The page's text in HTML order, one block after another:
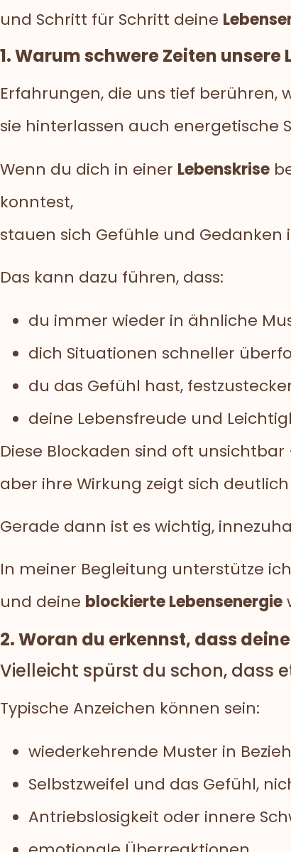
und Schritt für Schritt deine
1. Warum schwere Zeiten
Erfahrungen, die uns tief berühren,
sie hinterlassen auch energetische
Wenn du dich in einer Lebenskrise
konntest,
stauen sich Gefühle und Gedanken
Das kann dazu führen, dass:
du immer wieder in ähnliche
dich Situationen schneller
du das Gefühl hast,
deine Lebensfreude und
Diese Blockaden sind oft unsichtbar
aber ihre Wirkung zeigt sich
Gerade dann ist es wichtig,
In meiner Begleitung unterstütze
und deine blockierte Lebensenergie
2. Woran du erkennst, dass
Vielleicht spürst du schon, dass
Typische Anzeichen können sein:
wiederkehrende Muster in
Selbstzweifel und das Gefühl,
Antriebslosigkeit oder innere